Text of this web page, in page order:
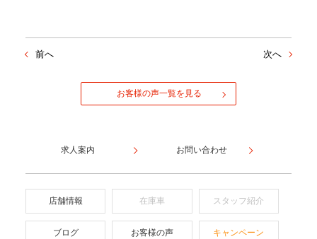
前へ 次へ
お客様の声一覧を見る
求人案内 お問い合わせ
店舗情報 在庫車 スタッフ紹介
ブログ お客様の声 キャンペーン